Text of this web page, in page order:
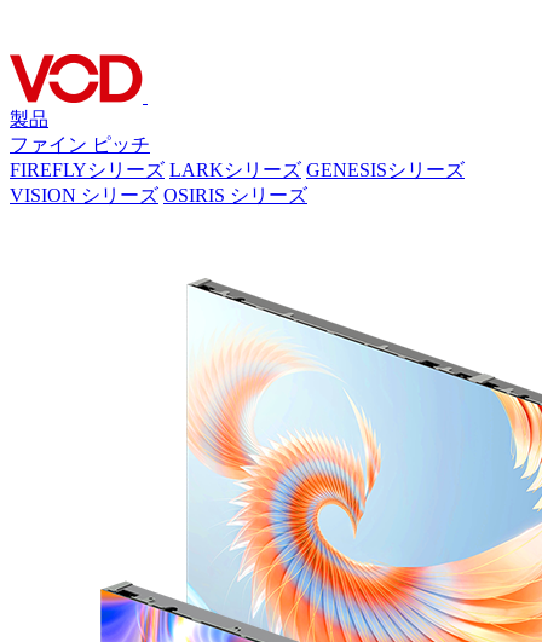
製品
ファイン ピッチ
FIREFLYシリーズ LARKシリーズ GENESISシリーズ
VISION シリーズ OSIRIS シリーズ